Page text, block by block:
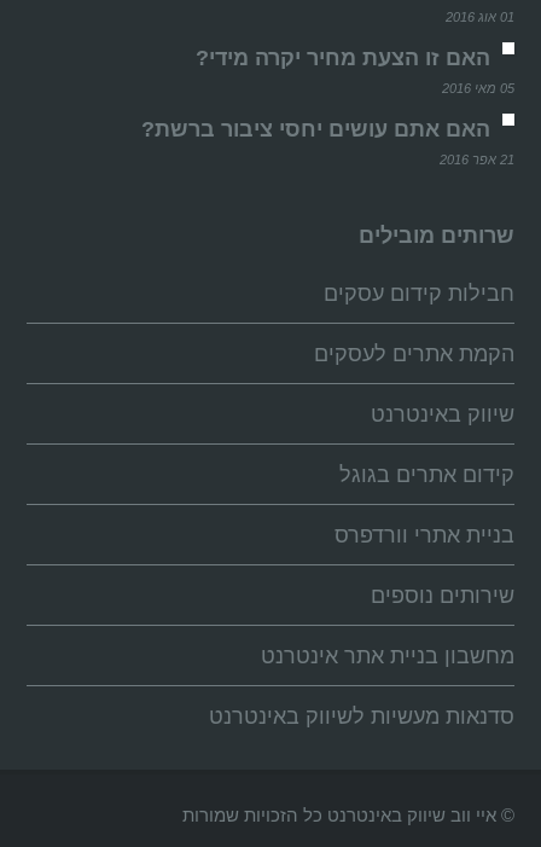
01 אוג 2016
האם זו הצעת מחיר יקרה מידי?
05 מאי 2016
האם אתם עושים יחסי ציבור ברשת?
21 אפר 2016
שרותים מובילים
חבילות קידום עסקים
הקמת אתרים לעסקים
שיווק באינטרנט
קידום אתרים בגוגל
בניית אתרי וורדפרס
שירותים נוספים
מחשבון בניית אתר אינטרנט
סדנאות מעשיות לשיווק באינטרנט
© איי ווב שיווק באינטרנט כל הזכויות שמורות